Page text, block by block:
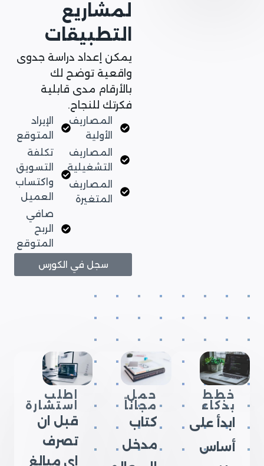
لمشاريع
التطبيقات
يمكن إعداد دراسة جدوى
واقعية توضح لك
بالأرقام مدى قابلية
فكرتك للنجاح.
المصاريف
الأولية
المصاريف
التشغيلية
المصاريف
المتغيرة
الإيراد
المتوقع
تكلفة
التسويق
واكتساب
العميل
صافي
الربح
المتوقع
سجل في الكورس
خطط
بذكاء
ابدأ على
أساس
حمل
مجاناً
كتاب
مدخل
اطلب
استشارة
قبل ان
تصرف
اي مبالغ